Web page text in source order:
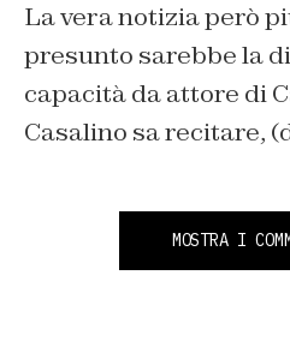
La vera notizia però
presunto sarebbe la
capacità da attore di
Casalino sa recitare,
MOSTRA I